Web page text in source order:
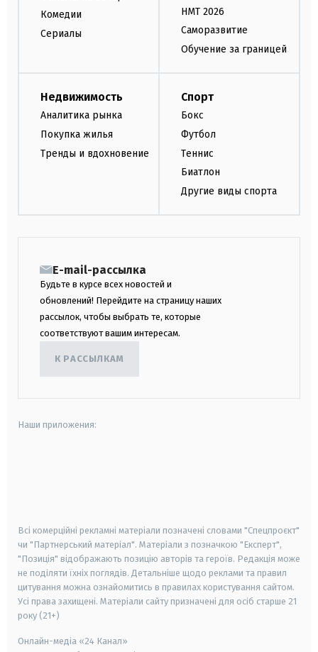
Комедии
Сериалы
НМТ 2026
Саморазвитие
Обучение за границей
Недвижимость
Аналитика рынка
Покупка жилья
Тренды и вдохновение
Спорт
Бокс
Футбол
Теннис
Биатлон
Другие виды спорта
E-mail-рассылка
Будьте в курсе всех новостей и
обновлений! Перейдите на страницу наших
рассылок, чтобы выбрать те, которые
соответствуют вашим интересам.
К РАССЫЛКАМ
Наши приложения:
Всі комерційні рекламні матеріали позначені словами "Спецпроєкт"
чи "Партнерський матеріал". Матеріали з позначкою "Експерт",
"Позиція" відображають позицію авторів та героїв. Редакція може
не поділяти їхніх поглядів. Детальніше щодо реклами та правил
цитування можна ознайомитись в правилах користування сайтом.
Усі права захищені. Матеріали сайту призначені для осіб старше 21
року (21+)
Онлайн-медіа «24 Канал»